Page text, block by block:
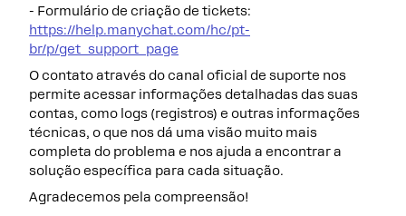
- Formulário de criação de tickets:
https://help.manychat.com/hc/pt-
br/p/get_support_page
O contato através do canal oficial de suporte nos
permite acessar informações detalhadas das suas
contas, como logs (registros) e outras informações
técnicas, o que nos dá uma visão muito mais
completa do problema e nos ajuda a encontrar a
solução específica para cada situação.
Agradecemos pela compreensão!